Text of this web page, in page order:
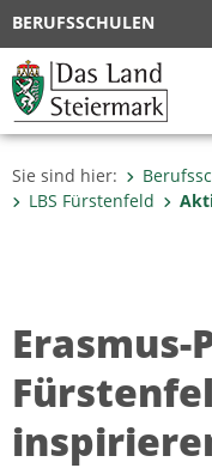
BERUFSSCHULEN
Sie sind hier:
LBS Fürstenfeld